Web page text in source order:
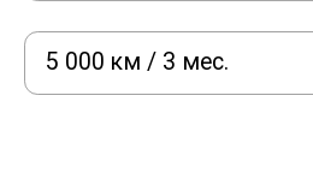
5 000 км / 3 мес.